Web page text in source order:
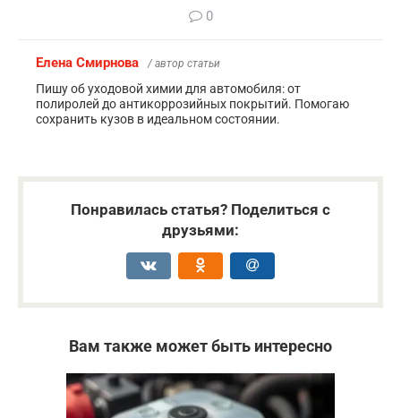
0
Елена Смирнова / автор статьи
Пишу об уходовой химии для автомобиля: от
полиролей до антикоррозийных покрытий. Помогаю
сохранить кузов в идеальном состоянии.
Понравилась статья? Поделиться с
друзьями:
Вам также может быть интересно